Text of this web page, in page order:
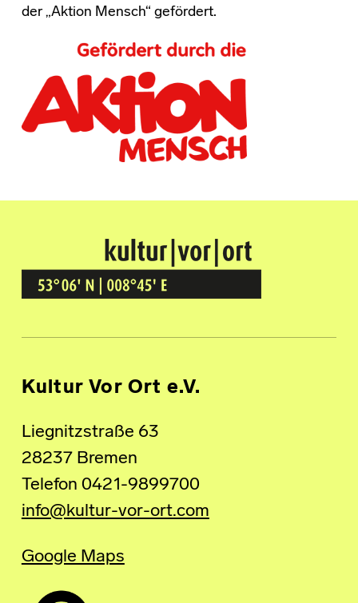
der „Aktion Mensch“ gefördert.
Kultur Vor Ort
BREMEN GRÖPELINGEN
Kultur Vor Ort e.V.
Liegnitzstraße 63
28237 Bremen
Telefon 0421-9899700
info@kultur-vor-ort.com
Google Maps